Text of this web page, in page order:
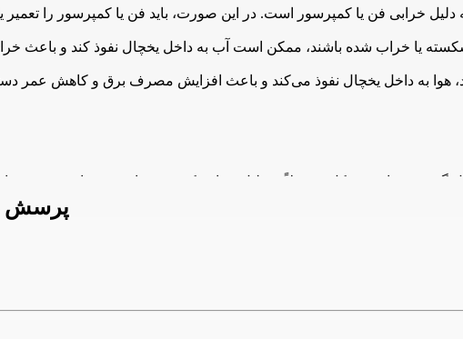
گفته شد، اگر لوله‌های آب فریزر شکسته یا خراب شده باشند، ممکن است
پرسش